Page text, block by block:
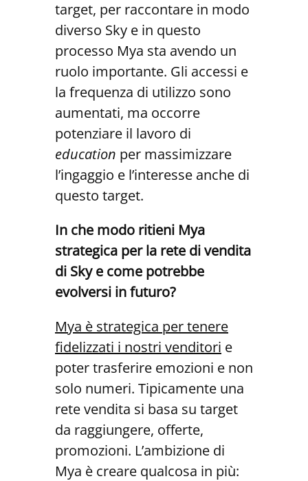
target, per raccontare in modo
diverso Sky e in questo
processo Mya sta avendo un
ruolo importante. Gli accessi e
la frequenza di utilizzo sono
aumentati, ma occorre
potenziare il lavoro di
education per massimizzare
l’ingaggio e l’interesse anche di
questo target.
In che modo ritieni Mya
strategica per la rete di vendita
di Sky e come potrebbe
evolversi in futuro?
Mya è strategica per tenere
fidelizzati i nostri venditori e
poter trasferire emozioni e non
solo numeri. Tipicamente una
rete vendita si basa su target
da raggiungere, offerte,
promozioni. L’ambizione di
Mya è creare qualcosa in più: